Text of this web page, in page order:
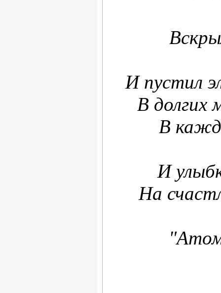
И пустил
В долгих
В
И
На